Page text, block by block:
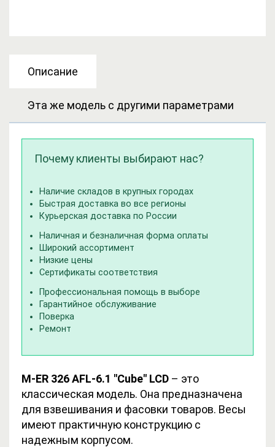
Описание
Эта же модель с другими параметрами
Почему клиенты выбирают нас?
Наличие складов в крупных городах
Быстрая доставка во все регионы
Курьерская доставка по России
Наличная и безналичная форма оплаты
Широкий ассортимент
Низкие цены
Сертификаты соответствия
Профессиональная помощь в выборе
Гарантийное обслуживание
Поверка
Ремонт
M-ER 326 AFL-6.1 "Cube" LCD – это
классическая модель. Она предназначена
для взвешивания и фасовки товаров. Весы
имеют практичную конструкцию с
надежным корпусом.